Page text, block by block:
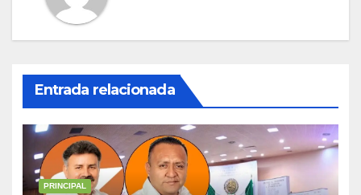
Entrada relacionada
PRINCIPAL